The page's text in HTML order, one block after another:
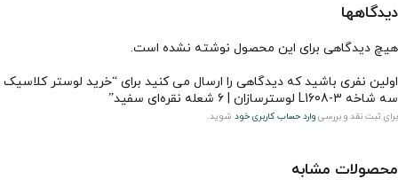
دیدگاهها
هیچ دیدگاهی برای این محصول نوشته نشده است.
اولین نفری باشید که دیدگاهی را ارسال می کنید برای “خرید لوستر کلاسیک
سه شاخه L1608-3 لوسترسازان | ۶ شعله نقره‌ای سفید”
برای ثبت نقد و بررسی وارد حساب کاربری خود شوید.
محصولات مشابه